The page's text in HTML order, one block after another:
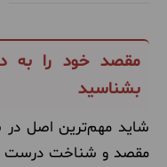
مقصد خود را به
بشناسید
شاید مهم‌ترین اصل
مقصد و شناخت درست